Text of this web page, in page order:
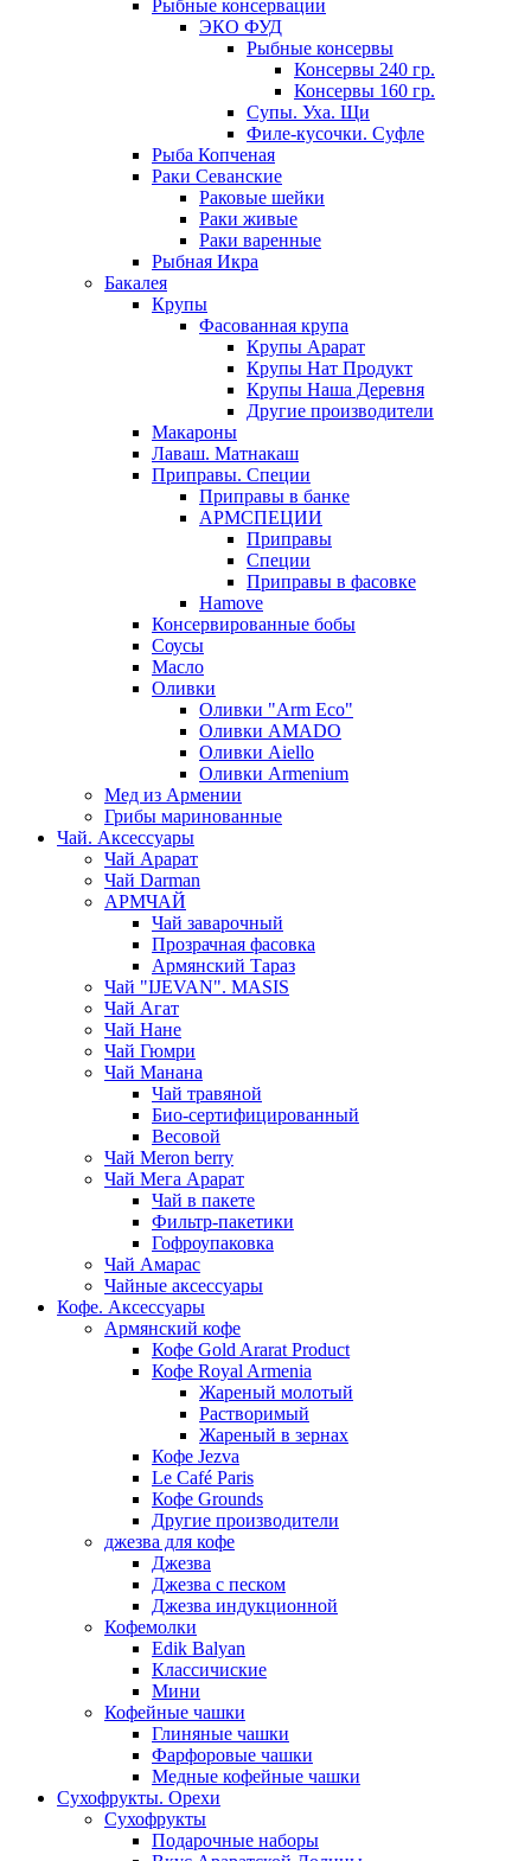
Рыбные консервации
ЭКО ФУД
Рыбные консервы
Консервы 240 гр.
Консервы 160 гр.
Супы. Уха. Щи
Филе-кусочки. Суфле
Рыба Копченая
Раки Севанские
Раковые шейки
Раки живые
Раки варенные
Рыбная Икра
Бакалея
Крупы
Фасованная крупа
Крупы Арарат
Крупы Нат Продукт
Крупы Наша Деревня
Другие производители
Макароны
Лаваш. Матнакаш
Приправы. Специи
Приправы в банке
АРМСПЕЦИИ
Приправы
Специи
Приправы в фасовке
Hamove
Консервированные бобы
Соусы
Масло
Оливки
Оливки "Arm Eco"
Оливки AMADO
Оливки Aiello
Оливки Armenium
Мед из Армении
Грибы маринованные
Чай. Аксессуары
Чай Арарат
Чай Darman
АРМЧАЙ
Чай заварочный
Прозрачная фасовка
Армянский Тараз
Чай "IJEVAN". MASIS
Чай Агат
Чай Нане
Чай Гюмри
Чай Манана
Чай травяной
Био-сертифицированный
Весовой
Чай Meron berry
Чай Мега Арарат
Чай в пакете
Фильтр-пакетики
Гофроупаковка
Чай Амарас
Чайные аксессуары
Кофе. Аксессуары
Армянский кофе
Кофе Gold Ararat Product
Кофе Royal Armenia
Жареный молотый
Растворимый
Жареный в зернах
Кофе Jezva
Le Café Paris
Кофе Grounds
Другие производители
джезва для кофе
Джезва
Джезва с песком
Джезва индукционной
Кофемолки
Edik Balyan
Классичиские
Мини
Кофейные чашки
Глиняные чашки
Фарфоровые чашки
Медные кофейные чашки
Сухофрукты. Орехи
Сухофрукты
Подарочные наборы